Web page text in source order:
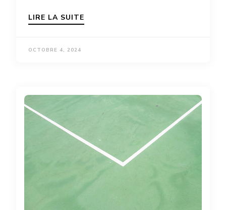
LIRE LA SUITE
OCTOBRE 4, 2024